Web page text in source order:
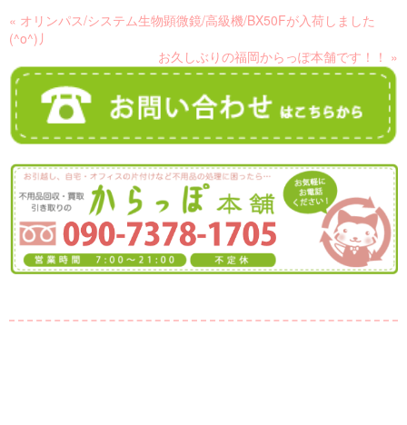
« オリンパス/システム生物顕微鏡/高級機/BX50Fが入荷しました
(^o^)丿
お久しぶりの福岡からっぽ本舗です！！ »